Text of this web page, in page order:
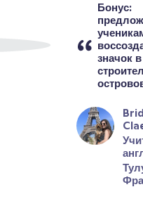
Бонус:
значок